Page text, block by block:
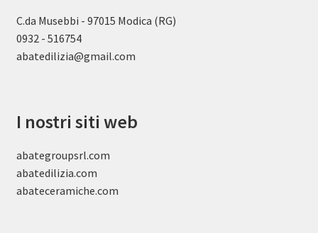
C.da Musebbi - 97015 Modica (RG)
0932 - 516754
abatedilizia@gmail.com
I nostri siti web
abategroupsrl.com
abatedilizia.com
abateceramiche.com